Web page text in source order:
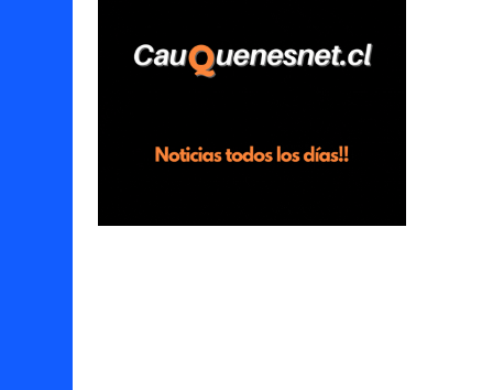
en el sector Dollimbuta, comuna de
Pelluhue. Allí, mientras se encontraba junto
plantación de frutillas, habría sostenido una